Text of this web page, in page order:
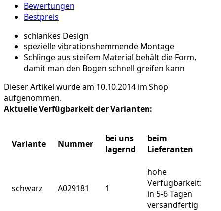
Bewertungen
Bestpreis
schlankes Design
spezielle vibrationshemmende Montage
Schlinge aus steifem Material behält die Form,
damit man den Bogen schnell greifen kann
Dieser Artikel wurde am 10.10.2014 im Shop
aufgenommen.
Aktuelle Verfügbarkeit der Varianten:
Variante Nummer
bei uns
lagernd
beim
Lieferanten
schwarz A029181 1
hohe
Verfügbarkeit:
in 5-6 Tagen
versandfertig